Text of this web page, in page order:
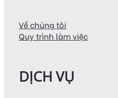
Về chúng tôi
Quy trình làm việc
DỊCH VỤ